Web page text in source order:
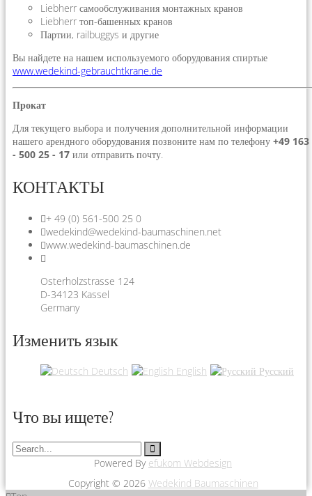
Liebherr самообслуживания монтажных кранов
Liebherr топ-башенных кранов
Партии, railbuggys и другие
Вы найдете на нашем используемого оборудования спиртые
www.wedekind-gebrauchtkrane.de
Прокат
Для текущего выбора и получения дополнительной информации
нашего арендного оборудования позвоните нам по телефону +49 163
- 500 25 - 17 или отправить почту.
КОНТАКТЫ
+ 49 (0) 561-500 25 0
wedekind@wedekind-baumaschinen.net
www.wedekind-baumaschinen.de
Osterholzstrasse 124
D-34123 Kassel
Germany
Изменить язык
Deutsch English Русский
Что вы ищете?
Powered By efukom Webdesign
Copyright © 2026 Wedekind Baumaschinen